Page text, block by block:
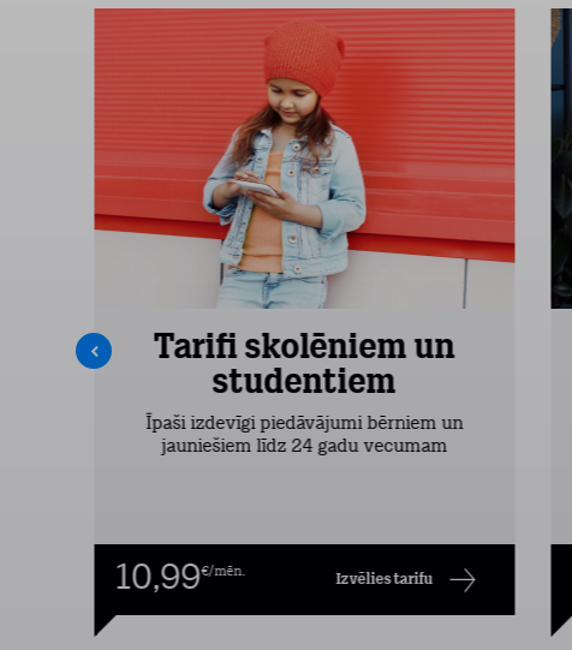
Tarifi skolēniem un
studentiem
Īpaši izdevīgi piedāvājumi bērniem un
jauniešiem līdz 24 gadu vecumam
10,99€/mēn. Izvēlies tarifu